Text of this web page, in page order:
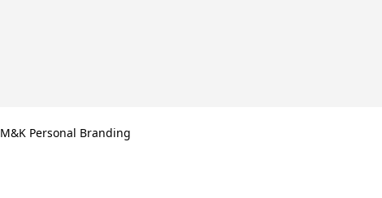
M&K Personal Branding